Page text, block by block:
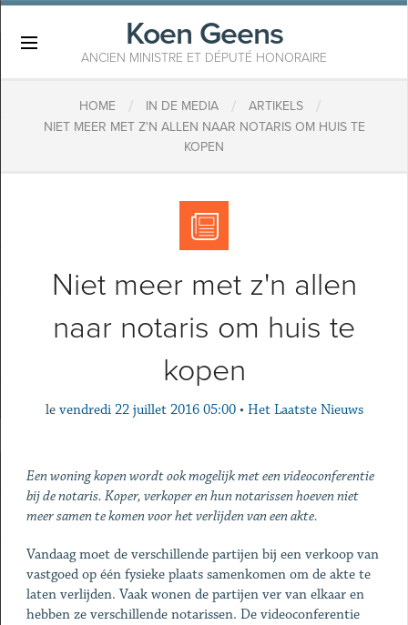
Koen Geens
ANCIEN MINISTRE ET DÉPUTÉ HONORAIRE
HOME / IN DE MEDIA / ARTIKELS /
NIET MEER MET Z'N ALLEN NAAR NOTARIS OM HUIS TE
KOPEN
Niet meer met z'n allen
naar notaris om huis te
kopen
le vendredi 22 juillet 2016 05:00 • Het Laatste Nieuws
Een woning kopen wordt ook mogelijk met een videoconferentie
bij de notaris. Koper, verkoper en hun notarissen hoeven niet
meer samen te komen voor het verlijden van een akte.
Vandaag moet de verschillende partijen bij een verkoop van
vastgoed op één fysieke plaats samenkomen om de akte te
laten verlijden. Vaak wonen de partijen ver van elkaar en
hebben ze verschillende notarissen. De videoconferentie